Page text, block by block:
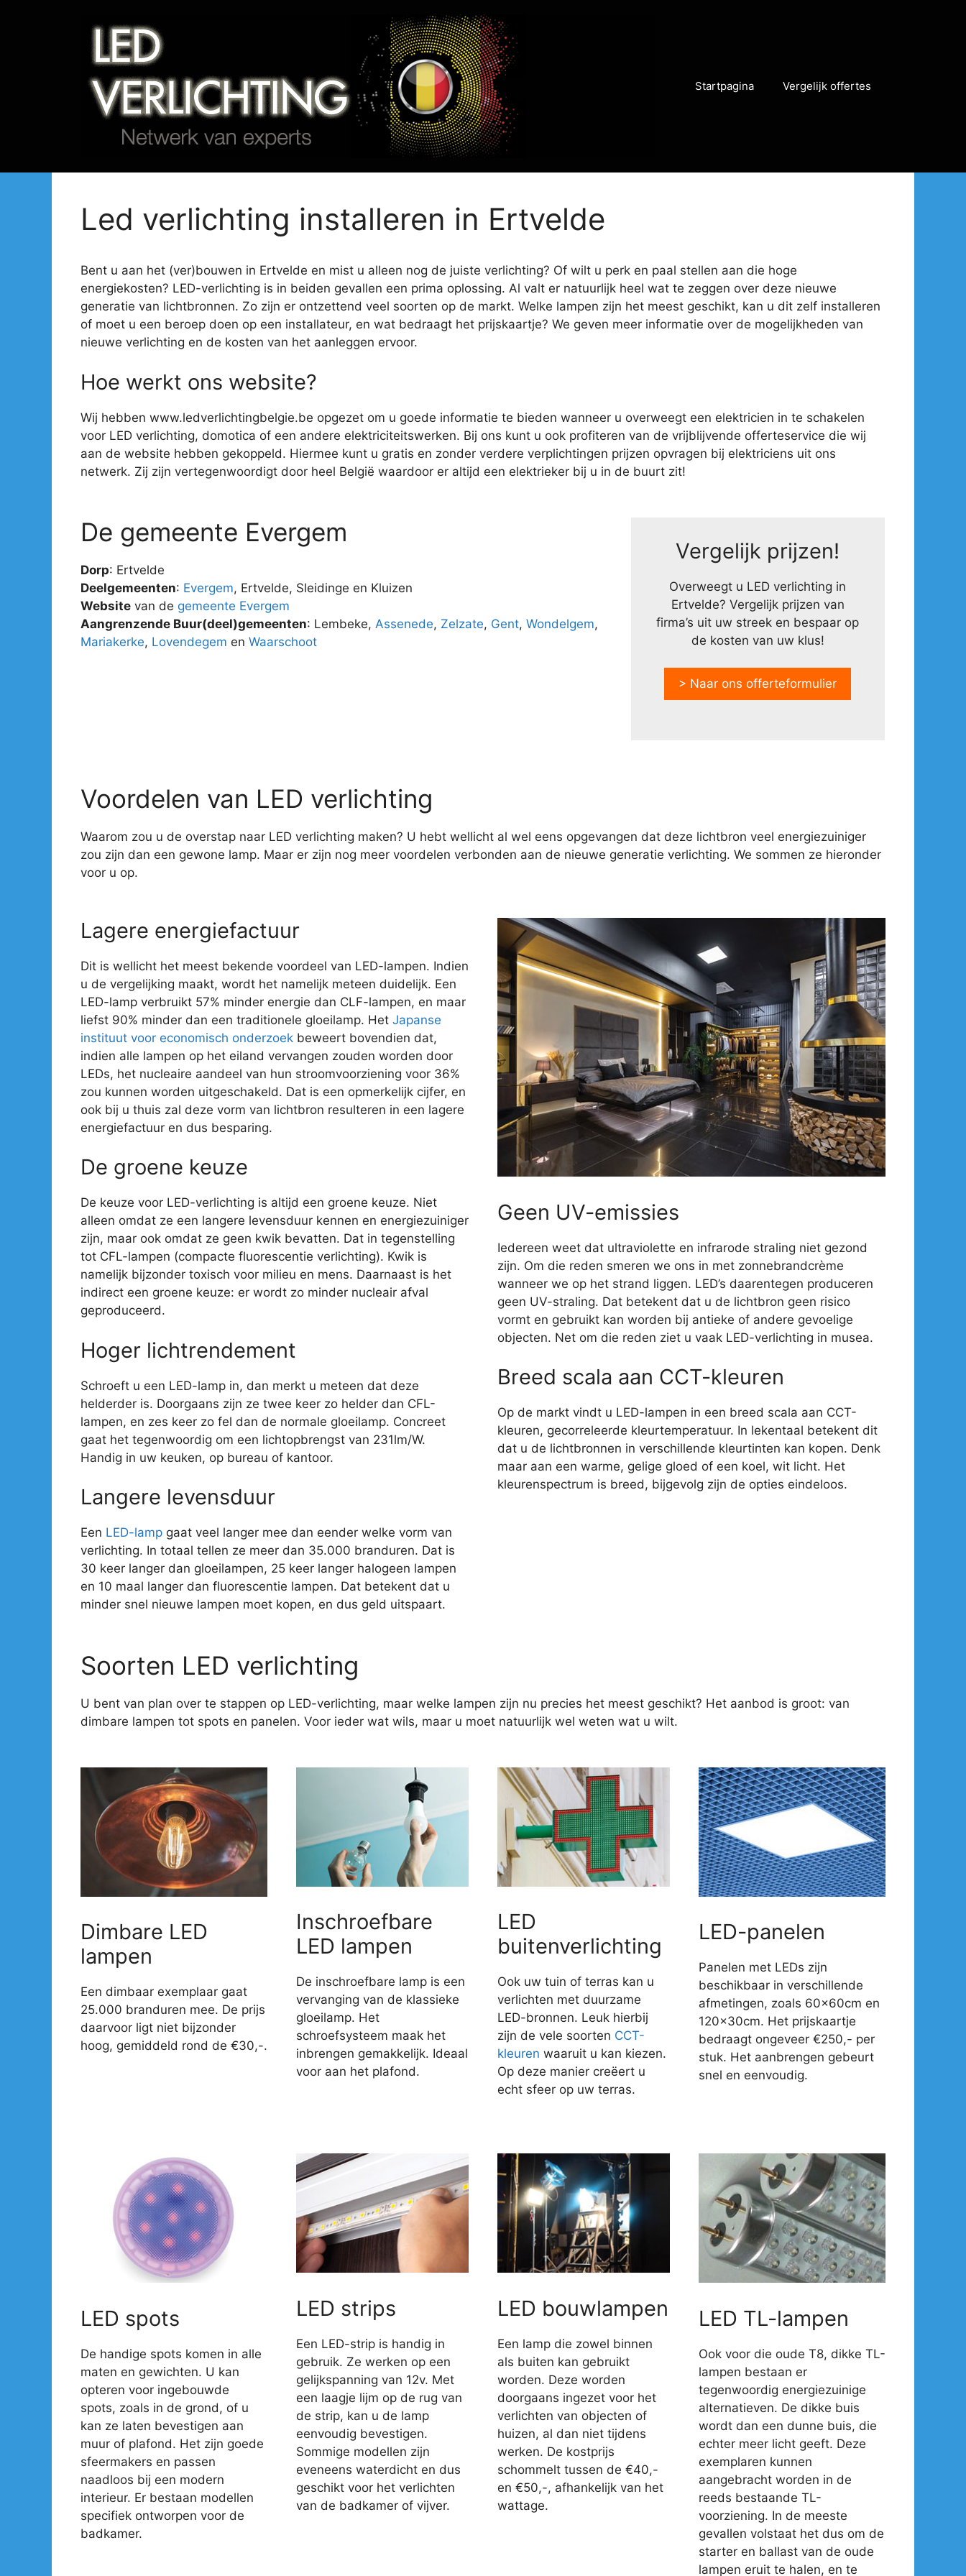
Startpagina Vergelijk offertes
Led verlichting installeren in Ertvelde
Bent u aan het (ver)bouwen in Ertvelde en mist u alleen nog de juiste verlichting? Of wilt u perk en paal stellen aan die hoge
energiekosten? LED-verlichting is in beiden gevallen een prima oplossing. Al valt er natuurlijk heel wat te zeggen over deze nieuwe
generatie van lichtbronnen. Zo zijn er ontzettend veel soorten op de markt. Welke lampen zijn het meest geschikt, kan u dit zelf installeren
of moet u een beroep doen op een installateur, en wat bedraagt het prijskaartje? We geven meer informatie over de mogelijkheden van
nieuwe verlichting en de kosten van het aanleggen ervoor.
Hoe werkt ons website?
Wij hebben www.ledverlichtingbelgie.be opgezet om u goede informatie te bieden wanneer u overweegt een elektricien in te schakelen
voor LED verlichting, domotica of een andere elektriciteitswerken. Bij ons kunt u ook profiteren van de vrijblijvende offerteservice die wij
aan de website hebben gekoppeld. Hiermee kunt u gratis en zonder verdere verplichtingen prijzen opvragen bij elektriciens uit ons
netwerk. Zij zijn vertegenwoordigt door heel België waardoor er altijd een elektrieker bij u in de buurt zit!
De gemeente Evergem
Dorp: Ertvelde
Deelgemeenten: Evergem, Ertvelde, Sleidinge en Kluizen
Website van de gemeente Evergem
Aangrenzende Buur(deel)gemeenten: Lembeke, Assenede, Zelzate, Gent, Wondelgem,
Mariakerke, Lovendegem en Waarschoot
Vergelijk prijzen!
Overweegt u LED verlichting in
Ertvelde? Vergelijk prijzen van
firma’s uit uw streek en bespaar op
de kosten van uw klus!
> Naar ons offerteformulier
Voordelen van LED verlichting
Waarom zou u de overstap naar LED verlichting maken? U hebt wellicht al wel eens opgevangen dat deze lichtbron veel energiezuiniger
zou zijn dan een gewone lamp. Maar er zijn nog meer voordelen verbonden aan de nieuwe generatie verlichting. We sommen ze hieronder
voor u op.
Lagere energiefactuur
Dit is wellicht het meest bekende voordeel van LED-lampen. Indien
u de vergelijking maakt, wordt het namelijk meteen duidelijk. Een
LED-lamp verbruikt 57% minder energie dan CLF-lampen, en maar
liefst 90% minder dan een traditionele gloeilamp. Het Japanse
instituut voor economisch onderzoek beweert bovendien dat,
indien alle lampen op het eiland vervangen zouden worden door
LEDs, het nucleaire aandeel van hun stroomvoorziening voor 36%
zou kunnen worden uitgeschakeld. Dat is een opmerkelijk cijfer, en
ook bij u thuis zal deze vorm van lichtbron resulteren in een lagere
energiefactuur en dus besparing.
De groene keuze
De keuze voor LED-verlichting is altijd een groene keuze. Niet
alleen omdat ze een langere levensduur kennen en energiezuiniger
zijn, maar ook omdat ze geen kwik bevatten. Dat in tegenstelling
tot CFL-lampen (compacte fluorescentie verlichting). Kwik is
namelijk bijzonder toxisch voor milieu en mens. Daarnaast is het
indirect een groene keuze: er wordt zo minder nucleair afval
geproduceerd.
Hoger lichtrendement
Schroeft u een LED-lamp in, dan merkt u meteen dat deze
helderder is. Doorgaans zijn ze twee keer zo helder dan CFL-
lampen, en zes keer zo fel dan de normale gloeilamp. Concreet
gaat het tegenwoordig om een lichtopbrengst van 231lm/W.
Handig in uw keuken, op bureau of kantoor.
Langere levensduur
Een LED-lamp gaat veel langer mee dan eender welke vorm van
verlichting. In totaal tellen ze meer dan 35.000 branduren. Dat is
30 keer langer dan gloeilampen, 25 keer langer halogeen lampen
en 10 maal langer dan fluorescentie lampen. Dat betekent dat u
minder snel nieuwe lampen moet kopen, en dus geld uitspaart.
Geen UV-emissies
Iedereen weet dat ultraviolette en infrarode straling niet gezond
zijn. Om die reden smeren we ons in met zonnebrandcrème
wanneer we op het strand liggen. LED’s daarentegen produceren
geen UV-straling. Dat betekent dat u de lichtbron geen risico
vormt en gebruikt kan worden bij antieke of andere gevoelige
objecten. Net om die reden ziet u vaak LED-verlichting in musea.
Breed scala aan CCT-kleuren
Op de markt vindt u LED-lampen in een breed scala aan CCT-
kleuren, gecorreleerde kleurtemperatuur. In lekentaal betekent dit
dat u de lichtbronnen in verschillende kleurtinten kan kopen. Denk
maar aan een warme, gelige gloed of een koel, wit licht. Het
kleurenspectrum is breed, bijgevolg zijn de opties eindeloos.
Soorten LED verlichting
U bent van plan over te stappen op LED-verlichting, maar welke lampen zijn nu precies het meest geschikt? Het aanbod is groot: van
dimbare lampen tot spots en panelen. Voor ieder wat wils, maar u moet natuurlijk wel weten wat u wilt.
Dimbare LED
lampen
Een dimbaar exemplaar gaat
25.000 branduren mee. De prijs
daarvoor ligt niet bijzonder
hoog, gemiddeld rond de €30,-.
Inschroefbare
LED lampen
De inschroefbare lamp is een
vervanging van de klassieke
gloeilamp. Het
schroefsysteem maak het
inbrengen gemakkelijk. Ideaal
voor aan het plafond.
LED
buitenverlichting
Ook uw tuin of terras kan u
verlichten met duurzame
LED-bronnen. Leuk hierbij
zijn de vele soorten CCT-
kleuren waaruit u kan kiezen.
Op deze manier creëert u
echt sfeer op uw terras.
LED-panelen
Panelen met LEDs zijn
beschikbaar in verschillende
afmetingen, zoals 60x60cm en
120x30cm. Het prijskaartje
bedraagt ongeveer €250,- per
stuk. Het aanbrengen gebeurt
snel en eenvoudig.
LED spots
De handige spots komen in alle
maten en gewichten. U kan
opteren voor ingebouwde
spots, zoals in de grond, of u
kan ze laten bevestigen aan
muur of plafond. Het zijn goede
sfeermakers en passen
naadloos bij een modern
interieur. Er bestaan modellen
specifiek ontworpen voor de
badkamer.
LED strips
Een LED-strip is handig in
gebruik. Ze werken op een
gelijkspanning van 12v. Met
een laagje lijm op de rug van
de strip, kan u de lamp
eenvoudig bevestigen.
Sommige modellen zijn
eveneens waterdicht en dus
geschikt voor het verlichten
van de badkamer of vijver.
LED bouwlampen
Een lamp die zowel binnen
als buiten kan gebruikt
worden. Deze worden
doorgaans ingezet voor het
verlichten van objecten of
huizen, al dan niet tijdens
werken. De kostprijs
schommelt tussen de €40,-
en €50,-, afhankelijk van het
wattage.
LED TL-lampen
Ook voor die oude T8, dikke TL-
lampen bestaan er
tegenwoordig energiezuinige
alternatieven. De dikke buis
wordt dan een dunne buis, die
echter meer licht geeft. Deze
exemplaren kunnen
aangebracht worden in de
reeds bestaande TL-
voorziening. In de meeste
gevallen volstaat het dus om de
starter en ballast van de oude
lampen eruit te halen, en te